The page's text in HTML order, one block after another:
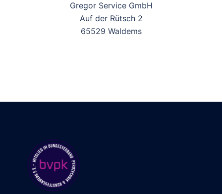
Gregor Service GmbH
Auf der Rütsch 2
65529 Waldems